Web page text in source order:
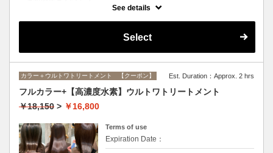
インナーカラーに必要なブリーチ、全体カラー、ブリーチ部分のオンカ
す）
See details
Select
カラー＋ウルトワトリートメント 【クーポン】 Est. Duration：Approx. 2 hrs
フルカラー+【高濃度水素】ウルトワトリートメント
￥18,150 > ￥16,800
Terms of use
Expiration Date：